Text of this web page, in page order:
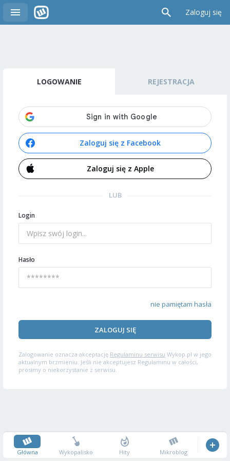
Zaloguj się
LOGOWANIE REJESTRACJA
Zaloguj się z Facebook
Zaloguj się z Apple
LUB
Login
Hasło
nie pamiętam hasła
ZALOGUJ SIĘ
Zalogowanie oznacza akceptację Regulaminu serwisu Wykop.pl w jego
aktualnym brzmieniu. Jeśli nie akceptujesz Regulaminu w całości,
prosimy o niekorzystanie z serwisu.
Główna Wykopalisko Hity Mikroblog